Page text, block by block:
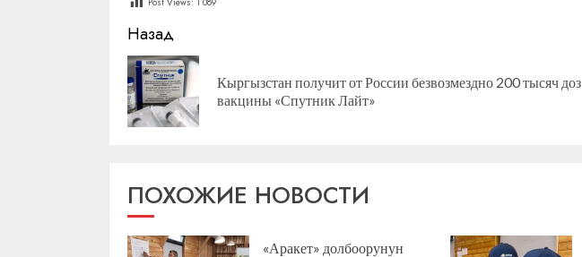
Продолжить
чтение
Назад
Кыргызстан получит от России безвозмездно 200 тысяч доз
вакцины «Спутник Лайт»
ПОХОЖИЕ НОВОСТИ
«Аракет» долбоорунун